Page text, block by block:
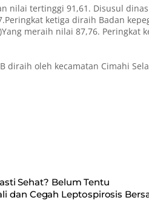
nilai tertinggi 91,61. Disusul
ketiga diraih Badan
meraih nilai 87,76. Peringkat
diraih oleh kecamatan Cimahi
Sehat? Belum Tentu
dan Cegah Leptospirosis